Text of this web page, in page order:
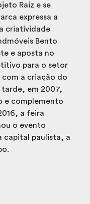
Raiz e se
expressa a
criatividade
Bento
e aposta no
para o setor
com a criação do
tarde, em 2007,
e complemento
a feira
o evento
capital paulista, a